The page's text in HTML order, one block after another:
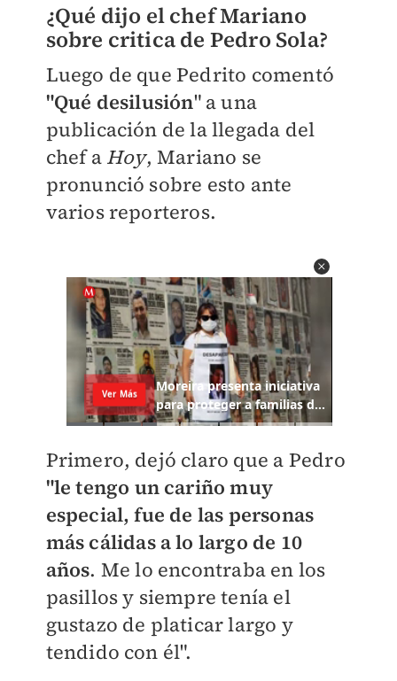
¿Qué dijo el chef Mariano
sobre critica de Pedro Sola?
Luego de que Pedrito comentó
"Qué desilusión" a una
publicación de la llegada del
chef a Hoy, Mariano se
pronunció sobre esto ante
varios reporteros.
Primero, dejó claro que a Pedro
"le tengo un cariño muy
especial, fue de las personas
más cálidas a lo largo de 10
años. Me lo encontraba en los
pasillos y siempre tenía el
gustazo de platicar largo y
tendido con él".